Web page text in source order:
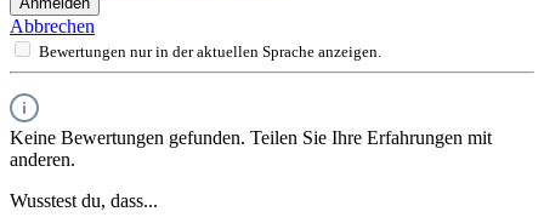
Abbrechen
Bewertungen nur in der aktuellen Sprache anzeigen.
Keine Bewertungen gefunden. Teilen Sie Ihre Erfahrungen mit
anderen.
Wusstest du, dass...